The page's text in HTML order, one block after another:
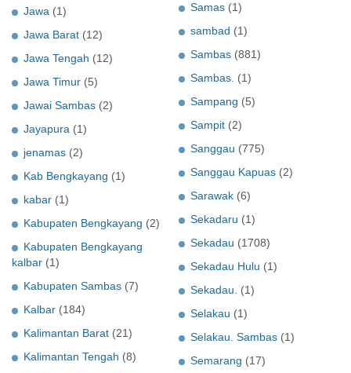
Jawa (1)
Jawa Barat (12)
Jawa Tengah (12)
Jawa Timur (5)
Jawai Sambas (2)
Jayapura (1)
jenamas (2)
Kab Bengkayang (1)
kabar (1)
Kabupaten Bengkayang (2)
Kabupaten Bengkayang
kalbar (1)
Kabupaten Sambas (7)
Kalbar (184)
Kalimantan Barat (21)
Kalimantan Tengah (8)
Samas (1)
sambad (1)
Sambas (881)
Sambas. (1)
Sampang (5)
Sampit (2)
Sanggau (775)
Sanggau Kapuas (2)
Sarawak (6)
Sekadaru (1)
Sekadau (1708)
Sekadau Hulu (1)
Sekadau. (1)
Selakau (1)
Selakau. Sambas (1)
Semarang (17)